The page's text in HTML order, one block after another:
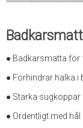
● Badkarsmatta för
● Förhindrar halka i
● Starka
● Ordentligt med